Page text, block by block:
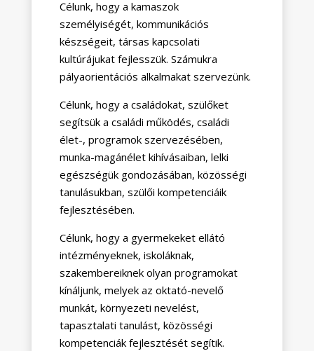
Célunk, hogy a kamaszok
személyiségét, kommunikációs
készségeit, társas kapcsolati
kultúrájukat fejlesszük. Számukra
pályaorientációs alkalmakat szervezünk.
Célunk, hogy a családokat, szülőket
segítsük a családi működés, családi
élet-, programok szervezésében,
munka-magánélet kihívásaiban, lelki
egészségük gondozásában, közösségi
tanulásukban, szülői kompetenciáik
fejlesztésében.
Célunk, hogy a gyermekeket ellátó
intézményeknek, iskoláknak,
szakembereiknek olyan programokat
kínáljunk, melyek az oktató-nevelő
munkát, környezeti nevelést,
tapasztalati tanulást, közösségi
kompetenciák fejlesztését segítik.